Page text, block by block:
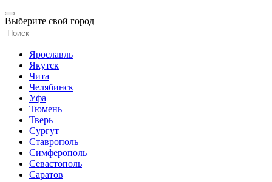
Выберите свой город
Ярославль
Якутск
Чита
Челябинск
Уфа
Тюмень
Тверь
Сургут
Ставрополь
Симферополь
Севастополь
Саратов